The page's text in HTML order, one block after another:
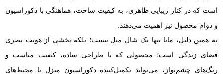
است که در کنار زیبایی ظاهری، به کیفیت ساخت، هماهنگی با دکوراسیون
و دوام محصول نیز اهمیت می‌دهند.
به همین دلیل، مانا تنها یک شال مبل نیست؛ بلکه بخشی از هویت بصری
فضای زندگی است؛ محصولی که با طراحی ساده، کیفیت مناسب و
رنگ‌های چشم‌نواز، می‌تواند تکمیل‌کننده دکوراسیون منزل یا محیط‌های